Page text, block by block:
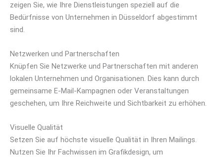
zeigen Sie, wie Ihre Dienstleistungen speziell auf die
Bedürfnisse von Unternehmen in Düsseldorf abgestimmt
sind.
Netzwerken und Partnerschaften
Knüpfen Sie Netzwerke und Partnerschaften mit anderen
lokalen Unternehmen und Organisationen. Dies kann durch
gemeinsame E-Mail-Kampagnen oder Veranstaltungen
geschehen, um Ihre Reichweite und Sichtbarkeit zu erhöhen.
Visuelle Qualität
Setzen Sie auf höchste visuelle Qualität in Ihren Mailings.
Nutzen Sie Ihr Fachwissen im Grafikdesign, um